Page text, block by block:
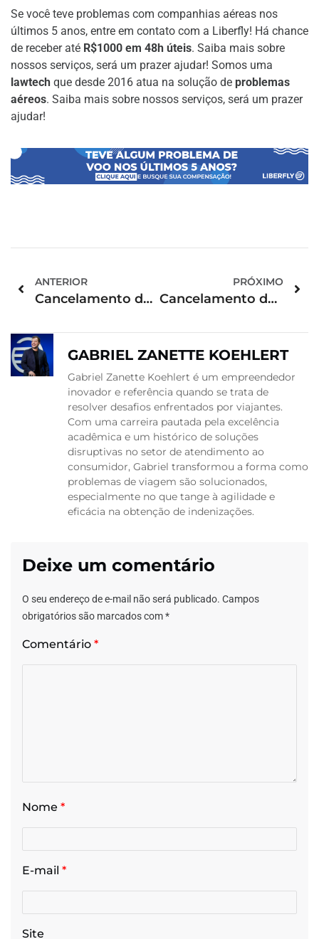
Se você teve problemas com companhias aéreas nos
últimos 5 anos, entre em contato com a Liberfly! Há chance
de receber até R$1000 em 48h úteis. Saiba mais sobre
nossos serviços, será um prazer ajudar! Somos uma
lawtech que desde 2016 atua na solução de problemas
aéreos. Saiba mais sobre nossos serviços, será um prazer
ajudar!
ANTERIOR
Cancelamento de passagem aérea pela Azul: veja o que pode ser feito!
PRÓXIMO
Cancelamento de passagem aérea pela Gol: veja o que pode ser feito!
GABRIEL ZANETTE KOEHLERT
Gabriel Zanette Koehlert é um empreendedor
inovador e referência quando se trata de
resolver desafios enfrentados por viajantes.
Com uma carreira pautada pela excelência
acadêmica e um histórico de soluções
disruptivas no setor de atendimento ao
consumidor, Gabriel transformou a forma como
problemas de viagem são solucionados,
especialmente no que tange à agilidade e
eficácia na obtenção de indenizações.
Deixe um comentário
O seu endereço de e-mail não será publicado. Campos
obrigatórios são marcados com*
Comentário *
Nome *
E-mail *
Site